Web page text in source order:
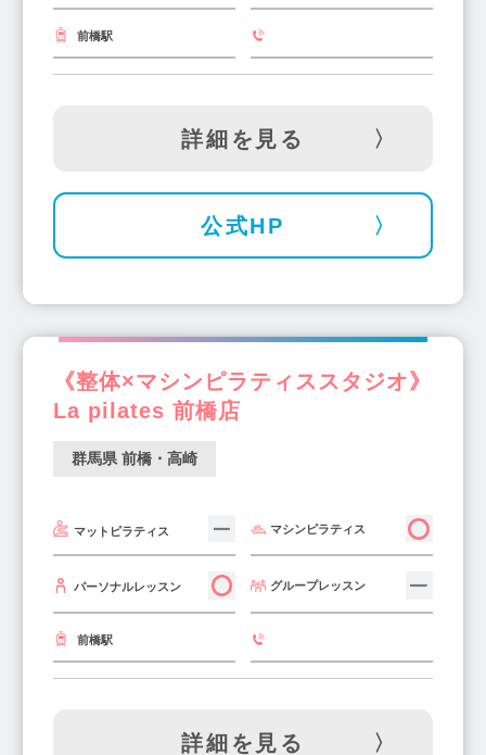
前橋駅
詳細を見る
公式HP
《整体×マシンピラティススタジオ》
La pilates 前橋店
群馬県 前橋・高崎
マットピラティス マシンピラティス
パーソナルレッスン グループレッスン
前橋駅
詳細を見る